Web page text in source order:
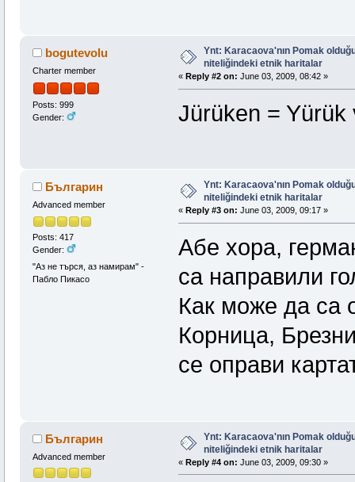
bogutevolu
Charter member
Posts: 999
Gender:
Ynt: Karacaova'nın Pomak
niteliğindeki etnik haritalar
« Reply #2 on: June 03, 2009, 08:42 »
Jürüken = Yürük
Българин
Advanced member
Posts: 417
Gender:
"Аз не търся, аз намирам" -
Пабло Пикасо
Ynt: Karacaova'nın Pomak
niteliğindeki etnik haritalar
« Reply #3 on: June 03, 2009, 09:17 »
Абе хора,
са направили
Как може да са
Корница,
се оправи
Българин
Advanced member
Ynt: Karacaova'nın Pomak
niteliğindeki etnik haritalar
« Reply #4 on: June 03, 2009, 09:30 »